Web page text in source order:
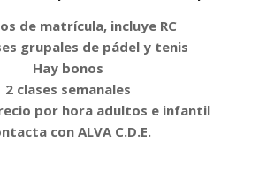
de matrícula, incluye RC
grupales de pádel y tenis
Hay bonos
2 clases semanales
por hora adultos e infantil
con ALVA C.D.E.